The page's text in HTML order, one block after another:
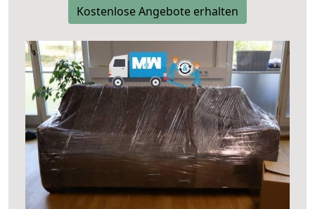
Kostenlose Angebote erhalten